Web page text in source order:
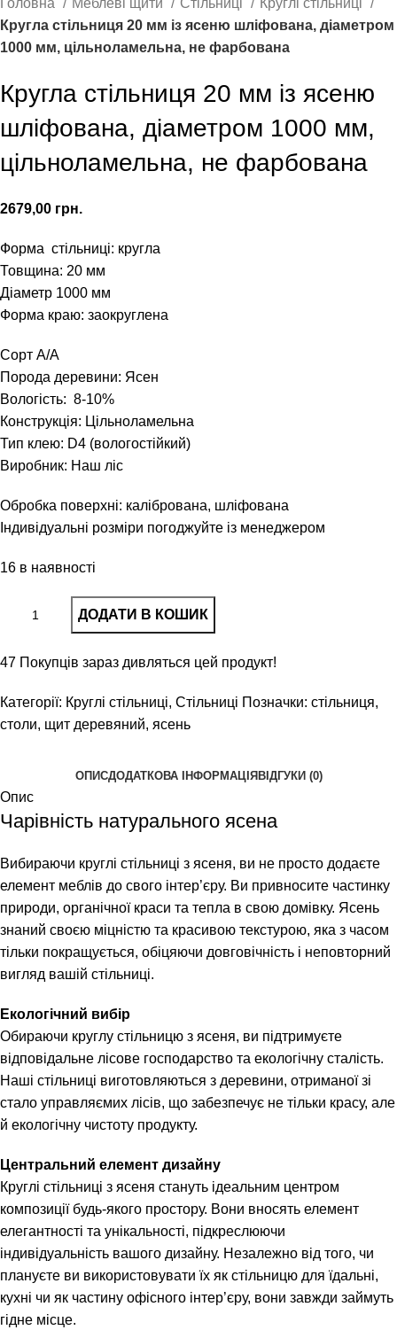
Кругла стільниця 20 мм із ясеню шліфована, діаметром
1000 мм, цільноламельна, не фарбована
Кругла стільниця 20 мм із ясеню
шліфована, діаметром 1000 мм,
цільноламельна, не фарбована
грн.
Форма стільниці: кругла
Товщина: 20 мм
Діаметр 1000 мм
Форма краю: заокруглена
Сорт А/А
Порода деревини: Ясен
Вологість: 8-10%
Конструкція: Цільноламельна
Тип клею: D4 (вологостійкий)
Виробник: Наш ліс
Обробка поверхні: калібрована, шліфована
Індивідуальні розміри погоджуйте із менеджером
16 в наявності
ДОДАТИ В КОШИК
47 Покупців зараз дивляться цей продукт!
Категорії: Круглі стільниці, Стільниці Позначки: стільниця,
столи, щит деревяний, ясень
ОПИСДОДАТКОВА ІНФОРМАЦІЯВІДГУКИ (0)
Опис
Чарівність натурального ясена
Вибираючи круглі стільниці з ясеня, ви не просто додаєте
елемент меблів до свого інтер’єру. Ви привносите частинку
природи, органічної краси та тепла в свою домівку. Ясень
знаний своєю міцністю та красивою текстурою, яка з часом
тільки покращується, обіцяючи довговічність і неповторний
вигляд вашій стільниці.
Екологічний вибір
Обираючи круглу стільницю з ясеня, ви підтримуєте
відповідальне лісове господарство та екологічну сталість.
Наші стільниці виготовляються з деревини, отриманої зі
стало управляємих лісів, що забезпечує не тільки красу, але
й екологічну чистоту продукту.
Центральний елемент дизайну
Круглі стільниці з ясеня стануть ідеальним центром
композиції будь-якого простору. Вони вносять елемент
елегантності та унікальності, підкреслюючи
індивідуальність вашого дизайну. Незалежно від того, чи
плануєте ви використовувати їх як стільницю для їдальні,
кухні чи як частину офісного інтер’єру, вони завжди займуть
гідне місце.